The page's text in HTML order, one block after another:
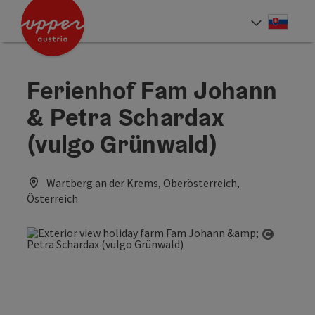
Accesskey
Accesskey
Ferienhof Fam Johann
& Petra Schardax
(vulgo Grünwald)
Wartberg an der Krems, Oberösterreich,
Österreich